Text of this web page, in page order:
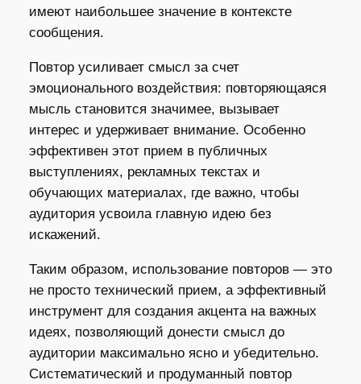
имеют наибольшее значение в контексте
сообщения.
Повтор усиливает смысл за счет
эмоционального воздействия: повторяющаяся
мысль становится значимее, вызывает
интерес и удерживает внимание. Особенно
эффективен этот прием в публичных
выступлениях, рекламных текстах и
обучающих материалах, где важно, чтобы
аудитория усвоила главную идею без
искажений.
Таким образом, использование повторов — это
не просто технический прием, а эффективный
инструмент для создания акцента на важных
идеях, позволяющий донести смысл до
аудитории максимально ясно и убедительно.
Систематический и продуманный повтор